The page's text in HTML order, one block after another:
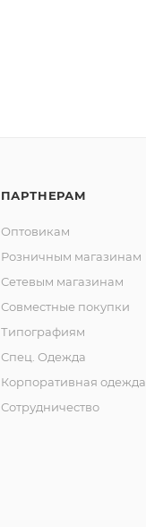
ПАРТНЕРАМ
Оптовикам
Розничным магазинам
Сетевым магазинам
Совместные покупки
Типографиям
Спец. Одежда
Корпоративная одежда
Сотрудничество